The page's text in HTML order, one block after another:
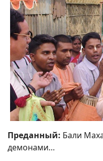
Преданный: Бали
демонами…